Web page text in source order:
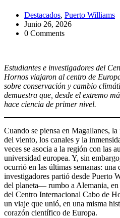
Destacados, Puerto Williams
Junio 26, 2026
0 Comments
Estudiantes e investigadores del
Hornos viajaron al centro de
sobre conservación y cambio
demuestra que, desde el extremo
hace ciencia de primer nivel.
Cuando se piensa en Magallanes,
del viento, los canales y la
veces se asocia a la región con las
universidad europea. Y, sin
ocurrió en las últimas semanas: una
investigadores partió desde Puerto
del planeta— rumbo a Alemania,
del Centro Internacional Cabo de
un viaje que unió, en una misma
corazón científico de Europa.